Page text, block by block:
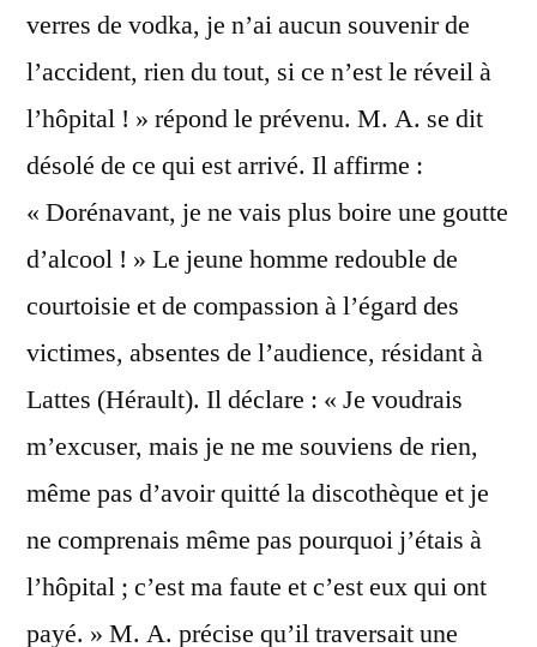
verres de vodka, je n’ai aucun souvenir de
l’accident, rien du tout, si ce n’est le réveil à
l’hôpital ! » répond le prévenu. M. A. se dit
désolé de ce qui est arrivé. Il affirme :
« Dorénavant, je ne vais plus boire une goutte
d’alcool ! » Le jeune homme redouble de
courtoisie et de compassion à l’égard des
victimes, absentes de l’audience, résidant à
Lattes (Hérault). Il déclare : « Je voudrais
m’excuser, mais je ne me souviens de rien,
même pas d’avoir quitté la discothèque et je
ne comprenais même pas pourquoi j’étais à
l’hôpital ; c’est ma faute et c’est eux qui ont
payé. » M. A. précise qu’il traversait une